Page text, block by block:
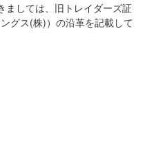
ましては、旧トレイダーズ証
グス(株)）の沿革を記載して